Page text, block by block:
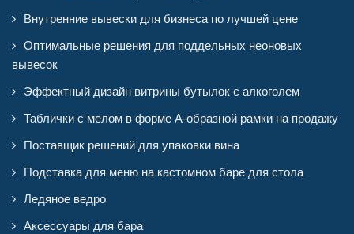
Внутренние вывески для бизнеса по лучшей цене
Оптимальные решения для поддельных неоновых
вывесок
Эффектный дизайн витрины бутылок с алкоголем
Таблички с мелом в форме А-образной рамки на продажу
Поставщик решений для упаковки вина
Подставка для меню на кастомном баре для стола
Ледяное ведро
Аксессуары для бара